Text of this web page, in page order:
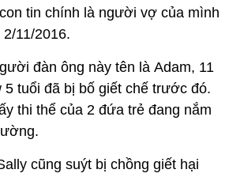
tin chính là người vợ của mình
11/2016.
đàn ông này tên là Adam, 11
5 tuổi đã bị bố giết chế trước đó.
thi thể của 2 đứa trẻ đang nắm
cũng suýt bị chồng giết hại